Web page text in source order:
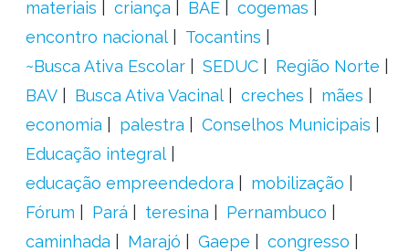
materiais
criança BAE
cogemas
encontro nacional
Tocantins
~Busca Ativa Escolar
SEDUC
Região Norte
BAV
Busca Ativa Vacinal creches
mães
economia
palestra
Conselhos Municipais
Educação integral
educação empreendedora
mobilização
Fórum
Pará teresina
Pernambuco
caminhada
Marajó Gaepe
congresso